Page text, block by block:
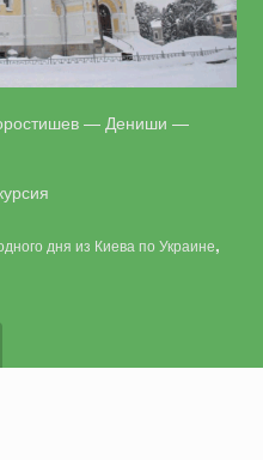
— Дениши —
дня из Киева по Украине,